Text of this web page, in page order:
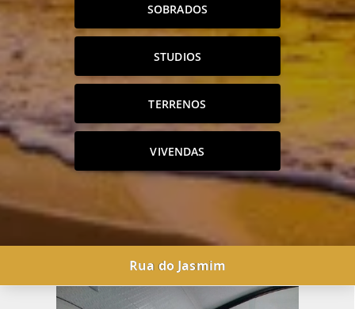
SOBRADOS
STUDIOS
TERRENOS
VIVENDAS
Rua do Jasmim